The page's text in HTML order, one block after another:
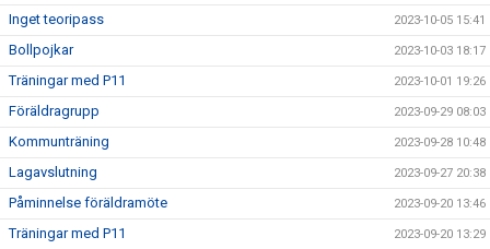
Inget teoripass 2023-10-05 15:41
Bollpojkar 2023-10-03 18:17
Träningar med P11 2023-10-01 19:26
Föräldragrupp 2023-09-29 08:03
Kommunträning 2023-09-28 10:48
Lagavslutning 2023-09-27 20:38
Påminnelse föräldramöte 2023-09-20 13:46
Träningar med P11 2023-09-20 13:29